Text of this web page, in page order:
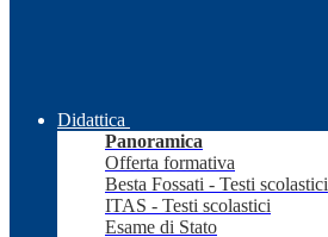
Didattica
Panoramica
Offerta formativa
Besta Fossati - Testi scolastici
ITAS - Testi scolastici
Esame di Stato